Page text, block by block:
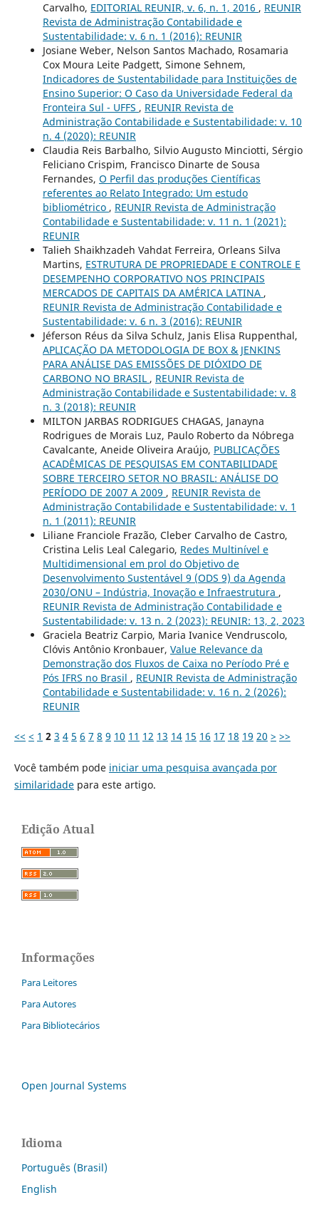
Carvalho, EDITORIAL REUNIR, v. 6, n. 1, 2016 , REUNIR
Revista de Administração Contabilidade e
Sustentabilidade: v. 6 n. 1 (2016): REUNIR
Josiane Weber, Nelson Santos Machado, Rosamaria
Cox Moura Leite Padgett, Simone Sehnem,
Indicadores de Sustentabilidade para Instituições de
Ensino Superior: O Caso da Universidade Federal da
Fronteira Sul - UFFS , REUNIR Revista de
Administração Contabilidade e Sustentabilidade: v. 10
n. 4 (2020): REUNIR
Claudia Reis Barbalho, Silvio Augusto Minciotti, Sérgio
Feliciano Crispim, Francisco Dinarte de Sousa
Fernandes, O Perfil das produções Científicas
referentes ao Relato Integrado: Um estudo
bibliométrico , REUNIR Revista de Administração
Contabilidade e Sustentabilidade: v. 11 n. 1 (2021):
REUNIR
Talieh Shaikhzadeh Vahdat Ferreira, Orleans Silva
Martins, ESTRUTURA DE PROPRIEDADE E CONTROLE E
DESEMPENHO CORPORATIVO NOS PRINCIPAIS
MERCADOS DE CAPITAIS DA AMÉRICA LATINA ,
REUNIR Revista de Administração Contabilidade e
Sustentabilidade: v. 6 n. 3 (2016): REUNIR
Jéferson Réus da Silva Schulz, Janis Elisa Ruppenthal,
APLICAÇÃO DA METODOLOGIA DE BOX & JENKINS
PARA ANÁLISE DAS EMISSÕES DE DIÓXIDO DE
CARBONO NO BRASIL , REUNIR Revista de
Administração Contabilidade e Sustentabilidade: v. 8
n. 3 (2018): REUNIR
MILTON JARBAS RODRIGUES CHAGAS, Janayna
Rodrigues de Morais Luz, Paulo Roberto da Nóbrega
Cavalcante, Aneide Oliveira Araújo, PUBLICAÇÕES
ACADÊMICAS DE PESQUISAS EM CONTABILIDADE
SOBRE TERCEIRO SETOR NO BRASIL: ANÁLISE DO
PERÍODO DE 2007 A 2009 , REUNIR Revista de
Administração Contabilidade e Sustentabilidade: v. 1
n. 1 (2011): REUNIR
Liliane Franciole Frazão, Cleber Carvalho de Castro,
Cristina Lelis Leal Calegario, Redes Multinível e
Multidimensional em prol do Objetivo de
Desenvolvimento Sustentável 9 (ODS 9) da Agenda
2030/ONU – Indústria, Inovação e Infraestrutura ,
REUNIR Revista de Administração Contabilidade e
Sustentabilidade: v. 13 n. 2 (2023): REUNIR: 13, 2, 2023
Graciela Beatriz Carpio, Maria Ivanice Vendruscolo,
Clóvis Antônio Kronbauer, Value Relevance da
Demonstração dos Fluxos de Caixa no Período Pré e
Pós IFRS no Brasil , REUNIR Revista de Administração
Contabilidade e Sustentabilidade: v. 16 n. 2 (2026):
REUNIR
<< < 1 2 3 4 5 6 7 8 9 10 11 12 13 14 15 16 17 18 19 20 > >>
Você também pode iniciar uma pesquisa avançada por
similaridadepara este artigo.
Edição Atual
Informações
Para Leitores
Para Autores
Para Bibliotecários
Open Journal Systems
Idioma
Português (Brasil)
English